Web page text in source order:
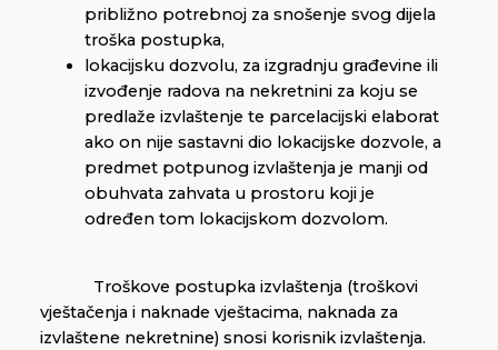
približno potrebnoj za snošenje svog dijela
troška postupka,
lokacijsku dozvolu, za izgradnju građevine ili
izvođenje radova na nekretnini za koju se
predlaže izvlaštenje te parcelacijski elaborat
ako on nije sastavni dio lokacijske dozvole, a
predmet potpunog izvlaštenja je manji od
obuhvata zahvata u prostoru koji je
određen tom lokacijskom dozvolom.
Troškove postupka izvlaštenja (troškovi
vještačenja i naknade vještacima, naknada za
izvlaštene nekretnine) snosi korisnik izvlaštenja.